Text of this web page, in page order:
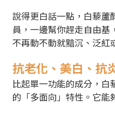
說得更白話一點，白藜蘆
員，一邊幫你趕走自由基
不再動不動就黯沉、泛紅
抗老化、美白、抗
比起單一功能的成分，白
的「多面向」特性。它能